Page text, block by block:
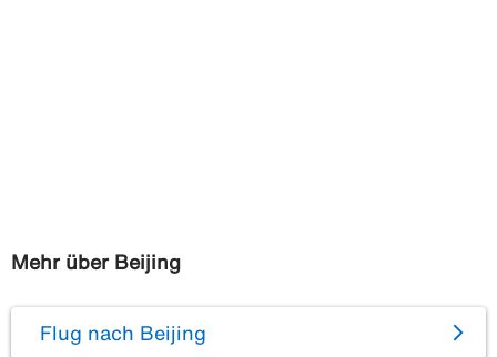
Mehr über Beijing
Flug nach Beijing